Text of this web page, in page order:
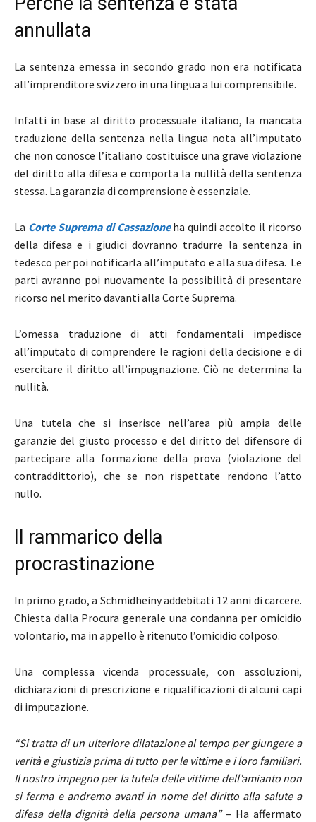
annullata
La sentenza emessa in secondo grado non era notificata
all’imprenditore svizzero in una lingua a lui comprensibile.
Infatti in base al diritto processuale italiano, la mancata
traduzione della sentenza nella lingua nota all’imputato
che non conosce l’italiano costituisce una grave violazione
del diritto alla difesa e comporta la nullità della sentenza
stessa. La garanzia di comprensione è essenziale.
La Corte Suprema di Cassazioneha quindi accolto il ricorso
della difesa e i giudici dovranno tradurre la sentenza in
tedesco per poi notificarla all’imputato e alla sua difesa. Le
parti avranno poi nuovamente la possibilità di presentare
ricorso nel merito davanti alla Corte Suprema.
L’omessa traduzione di atti fondamentali impedisce
all’imputato di comprendere le ragioni della decisione e di
esercitare il diritto all’impugnazione. Ciò ne determina la
nullità.
Una tutela che si inserisce nell’area più ampia delle
garanzie del giusto processo e del diritto del difensore di
partecipare alla formazione della prova (violazione del
contraddittorio), che se non rispettate rendono l’atto
nullo.
Il rammarico della
procrastinazione
In primo grado, a Schmidheiny addebitati 12 anni di carcere.
Chiesta dalla Procura generale una condanna per omicidio
volontario, ma in appello è ritenuto l’omicidio colposo.
Una complessa vicenda processuale, con assoluzioni,
dichiarazioni di prescrizione e riqualificazioni di alcuni capi
di imputazione.
“Si tratta di un ulteriore dilatazione al tempo per giungere a
verità e giustizia prima di tutto per le vittime e i loro familiari.
Il nostro impegno per la tutela delle vittime dell’amianto non
si ferma e andremo avanti in nome del diritto alla salute a
difesa della dignità della persona umana”– Ha affermato